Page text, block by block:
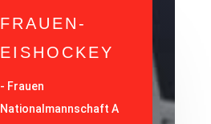
FRAUEN-
EISHOCKEY
- Frauen
Nationalmannschaft A